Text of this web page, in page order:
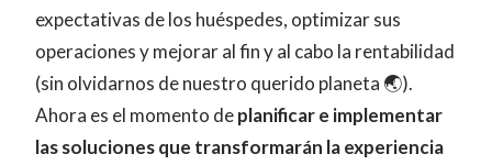
expectativas de los huéspedes, optimizar sus
operaciones y mejorar al fin y al cabo la rentabilidad
(sin olvidarnos de nuestro querido planeta 🌏).
Ahora es el momento deplanificar e implementar
las soluciones que transformarán la experiencia